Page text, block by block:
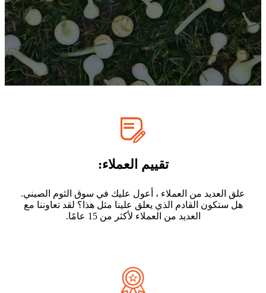
تقييم العملاء:
علق العديد من العملاء ، أعول عليك في سوق الثوم الصيني.
هل ستكون القادم الذي يعلق علينا مثل هذا؟ لقد تعاوننا مع
العديد من العملاء لأكثر من 15 عامًا.